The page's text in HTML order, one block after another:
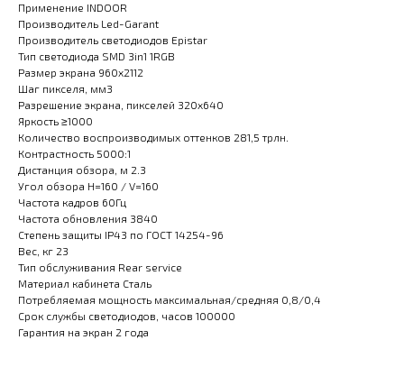
Применение INDOOR
Производитель Led-Garant
Производитель светодиодов Epistar
Тип светодиода SMD 3in1 1RGB
Размер экрана 960x2112
Шаг пикселя, мм3
Разрешение экрана, пикселей 320x640
Яркость ≥1000
Количество воспроизводимых оттенков 281,5 трлн.
Контрастность 5000:1
Дистанция обзора, м 2.3
Угол обзора H=160 / V=160
Частота кадров 60Гц
Частота обновления 3840
Степень защиты IP43 по ГОСТ 14254-96
Вес, кг 23
Тип обслуживания Rear service
Материал кабинета Сталь
Потребляемая мощность максимальная/средняя 0,8/0,4
Срок службы светодиодов, часов 100000
Гарантия на экран 2 года